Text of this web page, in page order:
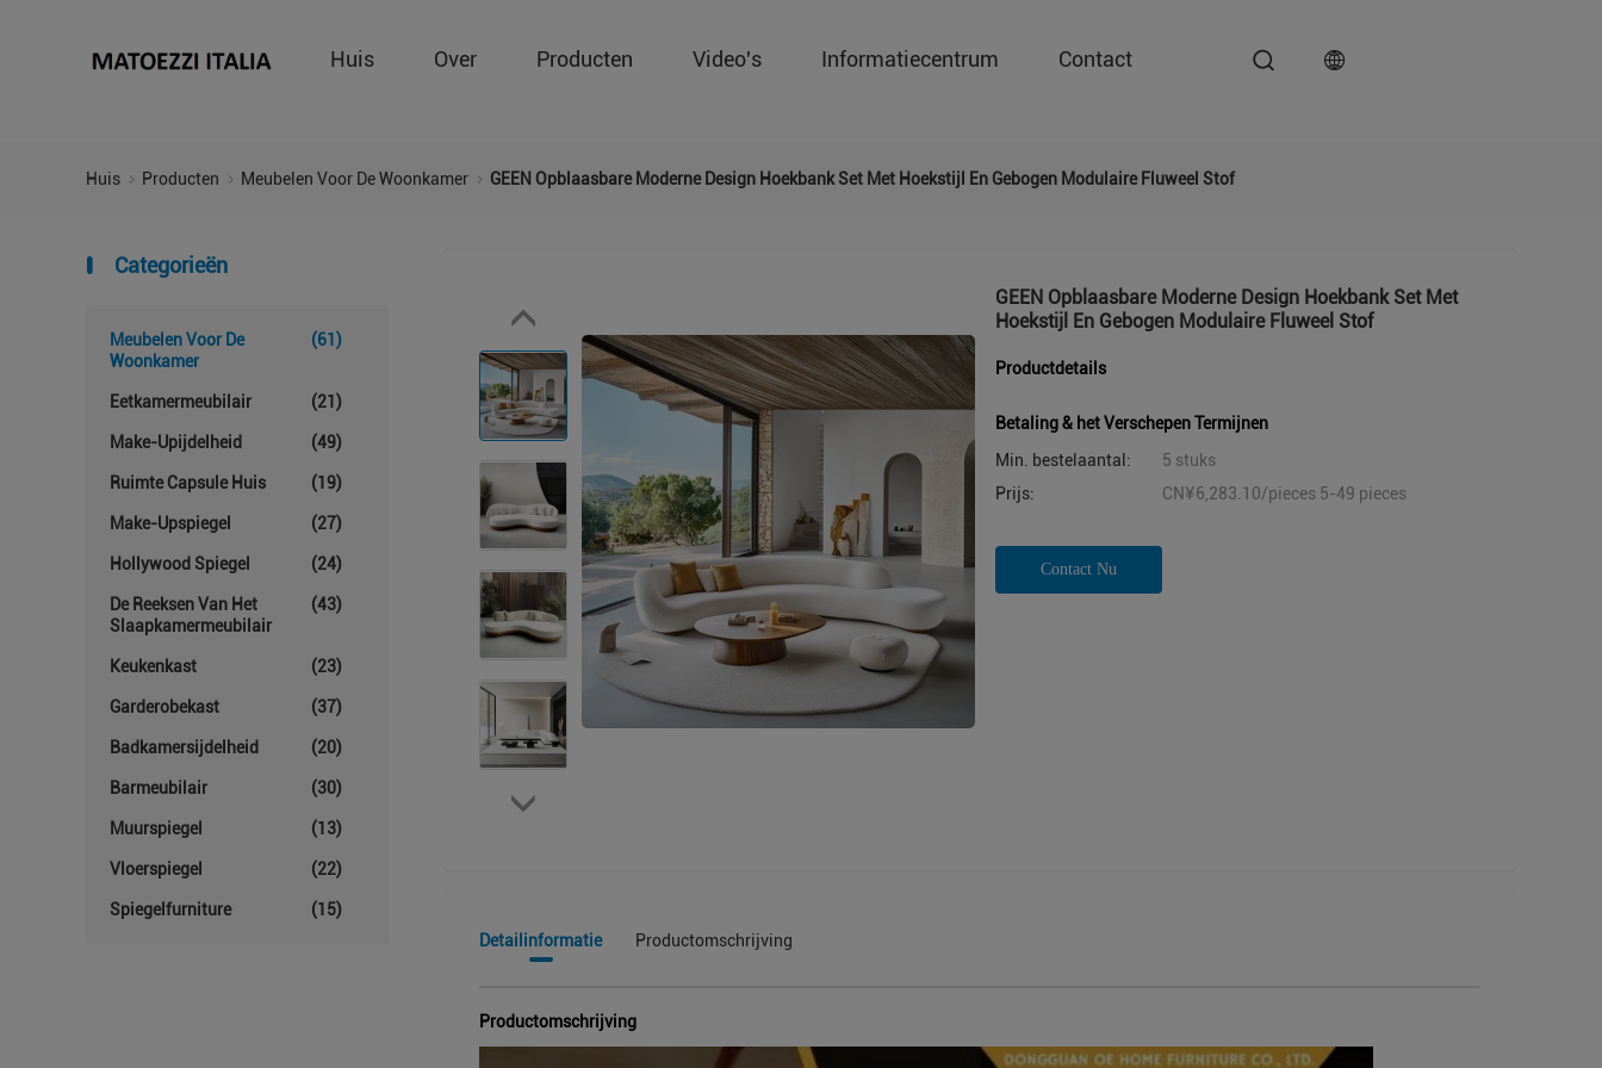
Huis Over Producten Video's Informatiecentrum Contact
Huis Producten Meubelen Voor De Woonkamer GEEN Opblaasbare Moderne Design Hoekbank Set Met Hoekstijl En Gebogen Modulaire Fluweel Stof
Categorieën
Meubelen Voor De
Woonkamer
(61)
Eetkamermeubilair (21)
Make-Upijdelheid (49)
Ruimte Capsule Huis (19)
Make-Upspiegel (27)
Hollywood Spiegel (24)
De Reeksen Van Het
Slaapkamermeubilair
(43)
Keukenkast (23)
Garderobekast (37)
Badkamersijdelheid (20)
Barmeubilair (30)
Muurspiegel (13)
Vloerspiegel (22)
Spiegelfurniture (15)
GEEN Opblaasbare Moderne Design Hoekbank Set Met
Hoekstijl En Gebogen Modulaire Fluweel Stof
Productdetails
Betaling & het Verschepen Termijnen
Min. bestelaantal:
5 stuks
Prijs:
CN¥6,283.10/pieces 5-49 pieces
Contact Nu
Detailinformatie Productomschrijving
Productomschrijving